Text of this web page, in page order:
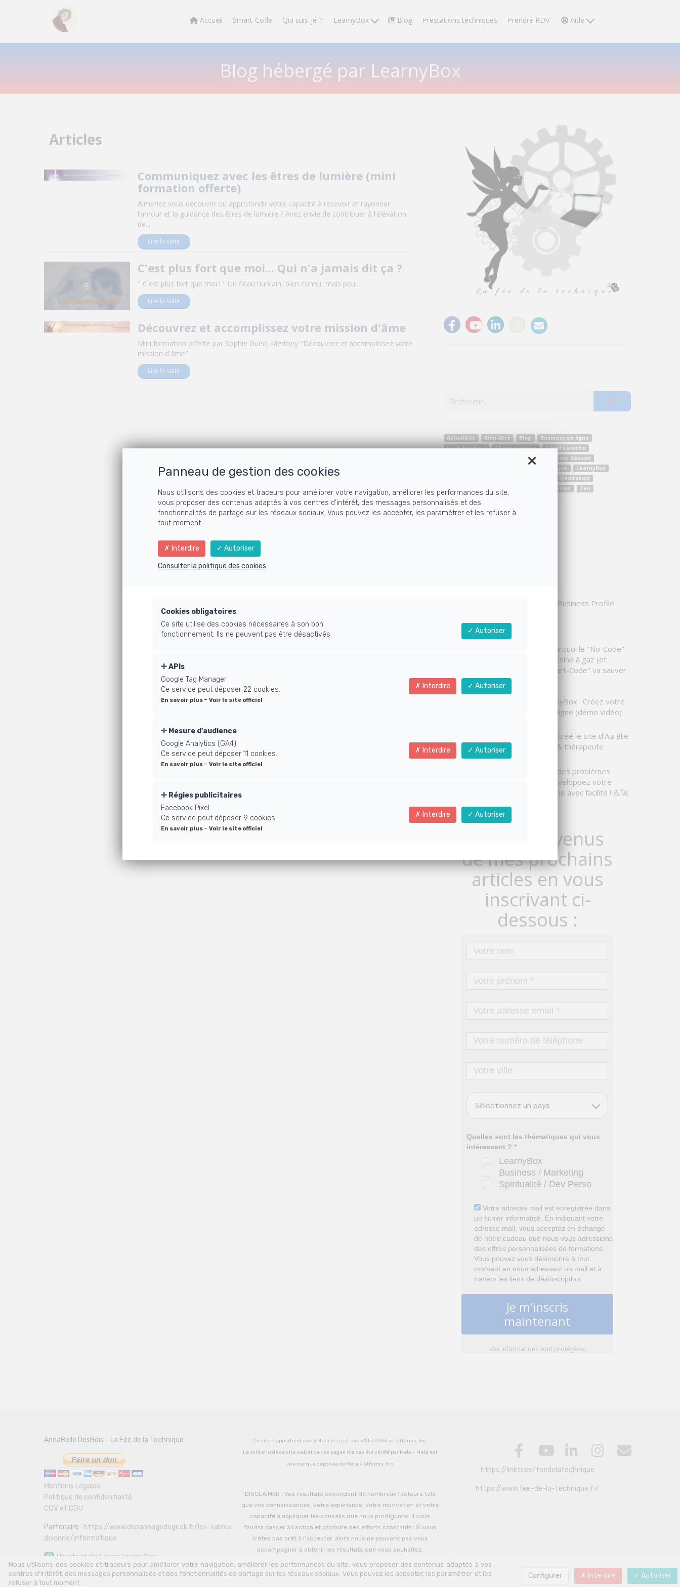
Accueil Smart-Code Qui suis-je ? LearnyBox Blog Prestations techniques Prendre RDV Aide
Blog hébergé par LearnyBox
Articles
Communiquez avec les êtres de lumière (mini
formation offerte)
Aimeriez vous découvrir ou approfondir votre capacité à recevoir et rayonner
l’amour et la guidance des êtres de lumière ? Avez envie de contribuer à l’élévation
de...
Lire la suite
C'est plus fort que moi... Qui n'a jamais dit ça ?
" C'est plus fort que moi ! " Un fléau humain, bien connu, mais peu...
Lire la suite
Découvrez et accomplissez votre mission d'âme
Mini formation offerte par Sophie Guedj Metthey "Découvrez et accomplissez votre
mission d'âme"
Lire la suite
Actualités Bien-être Blog
Business en ligne
Cash Machine
Changer de vie
David Laroche
Entraîné pour Réussir
Juridique
LearnyBox
Méditation
Relaxation
Spiritualité Vendre services Zen
Tous les articles
Arnaque Google Business Profile
Vision 2026 : Pourquoi le "No-Code"
est devenu une usine à gaz (et
comment le "Smart-Code" va sauver
votre site)
Nouveauté LearnyBox : Créez votre
communauté en ligne (démo vidéo)
Comment j’ai co-créé le site d’Aurélie
Blanchier, coach & thérapeute
💻 Libérez-vous des problèmes
techniques et développez votre
entreprise en ligne avec facilité ! 💪🚀
Soyez prévenus
de mes prochains
articles en vous
inscrivant ci-
dessous :
Sélectionnez un pays
Quelles sont les thématiques qui vous
intéressent ? *
LearnyBox
Business / Marketing
Spiritualité / Dev Perso
Votre adresse mail est enregistrée dans
un fichier informatisé. En indiquant votre
adresse mail, vous acceptez en échange
de notre cadeau que nous vous adressions
des offres personnalisées de formations.
Vous pouvez vous désinscrire à tout
moment en nous adressant un mail et à
travers les liens de désinscription.
Je m'inscris
maintenant
Vos informations sont protégées.
AnnaBelle DesBois - La Fée de la Technique
Mentions Légales
Politique de confidentialité
CGV et CGU
Partenaire : https://www.depannagedegeek.fr/les-sables-
dolonne/informatique
Un site réalisé avec LearnyBox
Ce site n'appartient pas à Meta et n'est pas affilié à Meta Platforms, Inc.
Le contenu de ce site web et de ces pages n'a pas été vérifié par Meta - Meta est
une marque déposée de Meta Platforms, Inc.
DISCLAIMER : Vos résultats dépendent de nombreux facteurs tels
que vos connaissances, votre expérience, votre motivation et votre
capacité à appliquer les conseils que nous prodiguons. Il vous
faudra passer à l'action et produire des efforts constants. Si vous
n'êtes pas prêt à l'accepter, alors nous ne pouvons pas vous
accompagner à obtenir les résultats que vous souhaitez.
https://linktr.ee/feedelatechnique
https://www.fee-de-la-technique.fr/
Panneau de gestion des cookies
Nous utilisons des cookies et traceurs pour améliorer votre navigation, améliorer les performances du site,
vous proposer des contenus adaptés à vos centres d’intérêt, des messages personnalisés et des
fonctionnalités de partage sur les réseaux sociaux. Vous pouvez les accepter, les paramétrer et les refuser à
tout moment.
Interdire Autoriser
Consulter la politique des cookies
Cookies obligatoires
Ce site utilise des cookies nécessaires à son bon
fonctionnement. Ils ne peuvent pas être désactivés.
Autoriser
APIs
Google Tag Manager
Ce service peut déposer 22 cookies.
En savoir plus - Voir le site officiel
Interdire Autoriser
Mesure d'audience
Google Analytics (GA4)
Ce service peut déposer 11 cookies.
En savoir plus - Voir le site officiel
Interdire Autoriser
Régies publicitaires
Facebook Pixel
Ce service peut déposer 9 cookies.
En savoir plus - Voir le site officiel
Interdire Autoriser
Nous utilisons des cookies et traceurs pour améliorer votre navigation, améliorer les performances du site, vous proposer des contenus adaptés à vos
centres d’intérêt, des messages personnalisés et des fonctionnalités de partage sur les réseaux sociaux. Vous pouvez les accepter, les paramétrer et les
refuser à tout moment.
Configurer Interdire Autoriser